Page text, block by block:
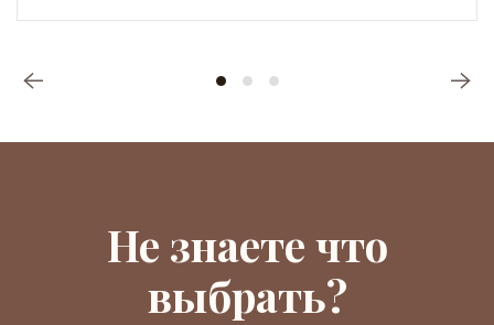
Не знаете что
выбрать?